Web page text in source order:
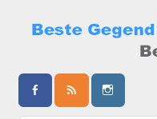
content
Bernhard